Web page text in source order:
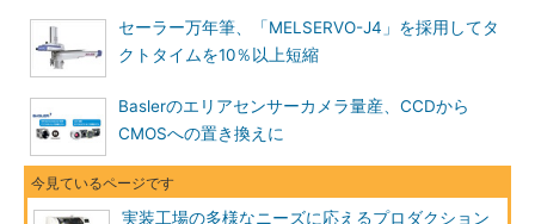
セーラー万年筆、「MELSERVO-J4」を採用してタ
クトタイムを10％以上短縮
Baslerのエリアセンサーカメラ量産、CCDから
CMOSへの置き換えに
実装工場の多様なニーズに応えるプロダクション